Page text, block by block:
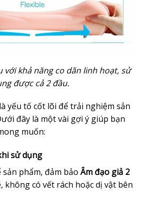
với khả năng co dãn linh hoạt, sử
được cả 2 đầu.
yếu tố cốt lõi để trải nghiệm sản
đây là một vài gợi ý giúp bạn
muốn:
sử dụng
phẩm, đảm bảo Âm đạo giả 2
không có vết rách hoặc dị vật bên